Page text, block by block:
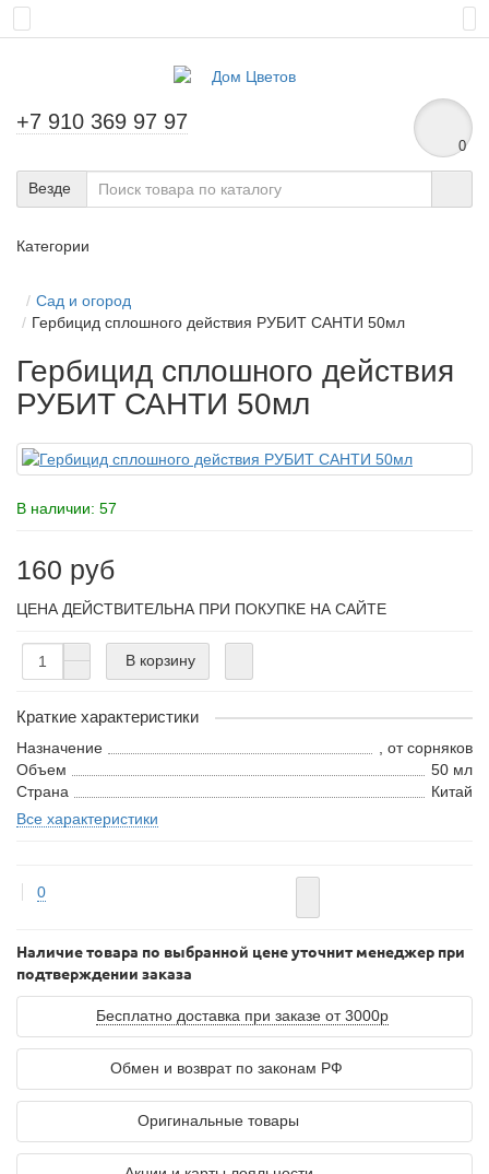
+7 910 369 97 97
0
Везде
Категории
Сад и огород
Гербицид сплошного действия РУБИТ САНТИ 50мл
Гербицид сплошного действия
РУБИТ САНТИ 50мл
В наличии: 57
160 руб
ЦЕНА ДЕЙСТВИТЕЛЬНА ПРИ ПОКУПКЕ НА САЙТЕ
В корзину
Краткие характеристики
Назначение
, от сорняков
Объем
50 мл
Страна
Китай
Все характеристики
0
Наличие товара по выбранной цене уточнит менеджер при
подтверждении заказа
Бесплатно доставка при заказе от 3000р
Обмен и возврат по законам РФ
Оригинальные товары